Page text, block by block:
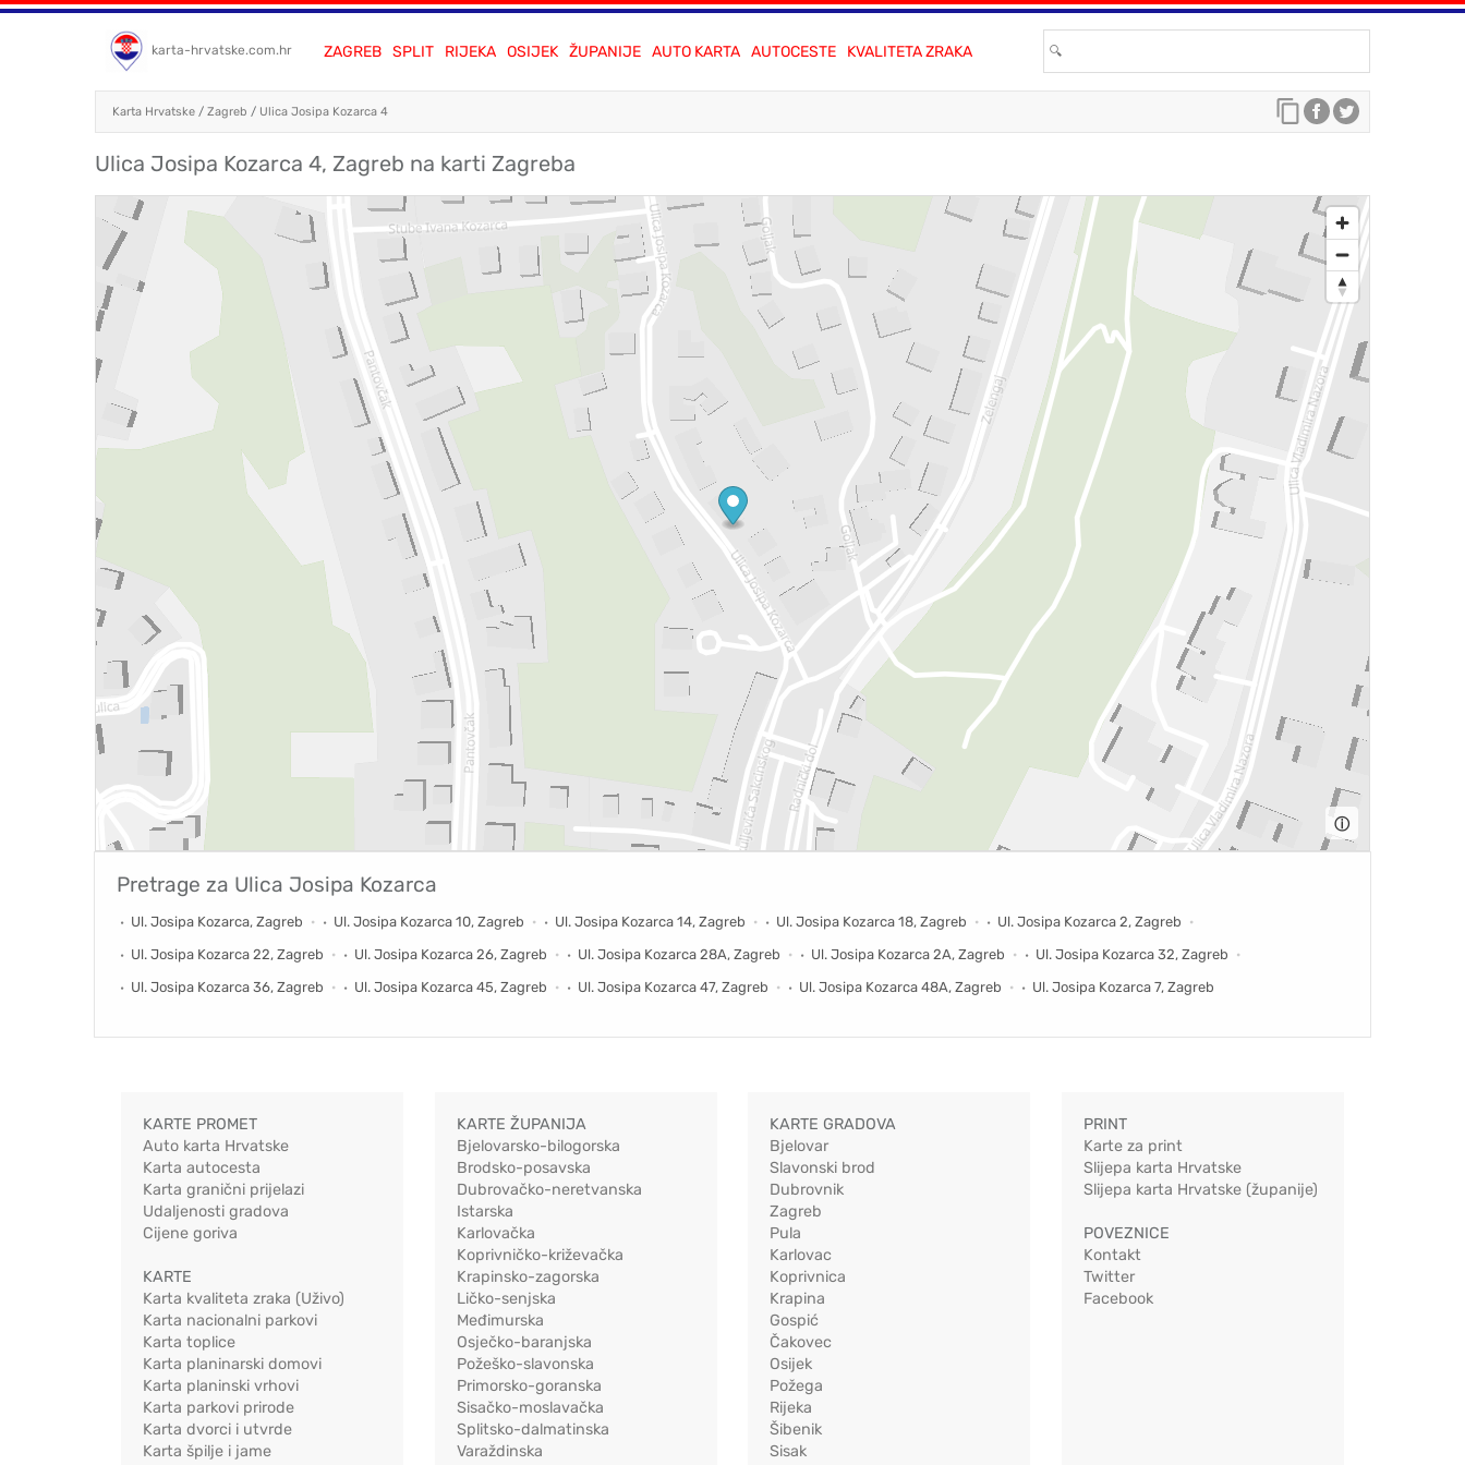
karta-hrvatske.com.hr ZAGREB SPLIT RIJEKA OSIJEK ŽUPANIJE AUTO KARTA AUTOCESTE KVALITETA ZRAKA
Karta Hrvatske / Zagreb / Ulica Josipa Kozarca 4
Ulica Josipa Kozarca 4, Zagreb na karti Zagreba
ⓘ
Pretrage za Ulica Josipa Kozarca
Ul. Josipa Kozarca, Zagreb Ul. Josipa Kozarca 10, Zagreb Ul. Josipa Kozarca 14, Zagreb Ul. Josipa Kozarca 18, Zagreb
Ul. Josipa Kozarca 2, Zagreb
Ul. Josipa Kozarca 22, Zagreb
Ul. Josipa Kozarca 26, Zagreb Ul. Josipa Kozarca 28A, Zagreb Ul. Josipa Kozarca 2A, Zagreb
Ul. Josipa Kozarca 32, Zagreb
Ul. Josipa Kozarca 36, Zagreb
Ul. Josipa Kozarca 45, Zagreb Ul. Josipa Kozarca 47, Zagreb Ul. Josipa Kozarca 48A, Zagreb Ul. Josipa Kozarca 7, Zagreb
KARTE PROMET
Auto karta Hrvatske
Karta autocesta
Karta granični prijelazi
Udaljenosti gradova
Cijene goriva
KARTE
Karta kvaliteta zraka (Uživo)
Karta nacionalni parkovi
Karta toplice
Karta planinarski domovi
Karta planinski vrhovi
Karta parkovi prirode
Karta dvorci i utvrde
Karta špilje i jame
KARTE ŽUPANIJA
Bjelovarsko-bilogorska
Brodsko-posavska
Dubrovačko-neretvanska
Istarska
Karlovačka
Koprivničko-križevačka
Krapinsko-zagorska
Ličko-senjska
Međimurska
Osječko-baranjska
Požeško-slavonska
Primorsko-goranska
Sisačko-moslavačka
Splitsko-dalmatinska
Varaždinska
KARTE GRADOVA
Bjelovar
Slavonski brod
Dubrovnik
Zagreb
Pula
Karlovac
Koprivnica
Krapina
Gospić
Čakovec
Osijek
Požega
Rijeka
Šibenik
Sisak
PRINT
Karte za print
Slijepa karta Hrvatske
Slijepa karta Hrvatske (županije)
POVEZNICE
Kontakt
Twitter
Facebook